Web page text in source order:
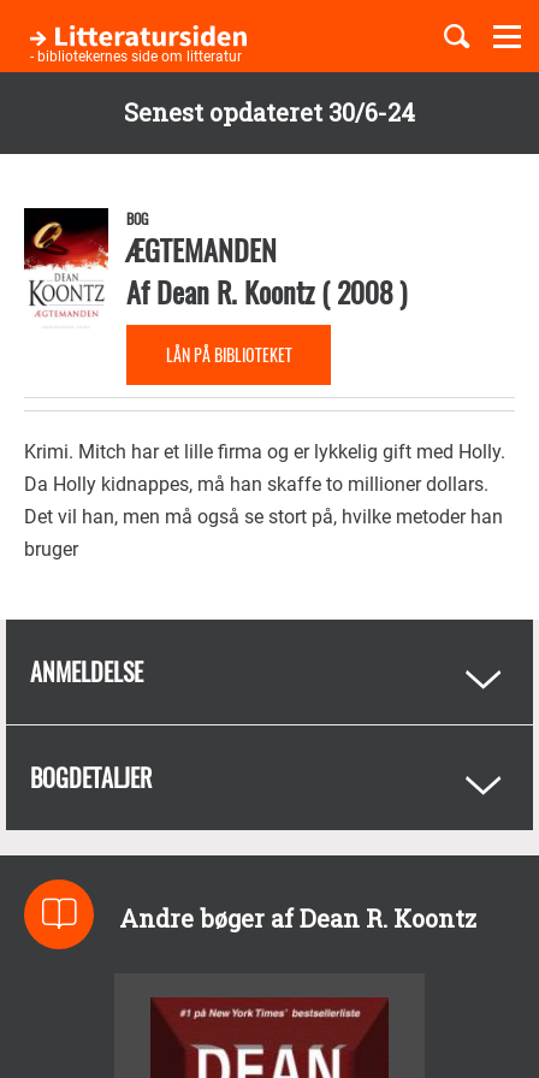
Senest opdateret 30/6-24
hovedindhold
- bibliotekernes side om litteratur
Børnebøger
Temaer
BOG
ÆGTEMANDEN
AfDean R. Koontz(2008)
LÅN PÅ BIBLIOTEKET
Krimi. Mitch har et lille firma og er lykkelig gift med Holly.
Da Holly kidnappes, må han skaffe to millioner dollars.
Det vil han, men må også se stort på, hvilke metoder han
bruger
ANMELDELSE
BOGDETALJER
Andre bøger af Dean R. Koontz